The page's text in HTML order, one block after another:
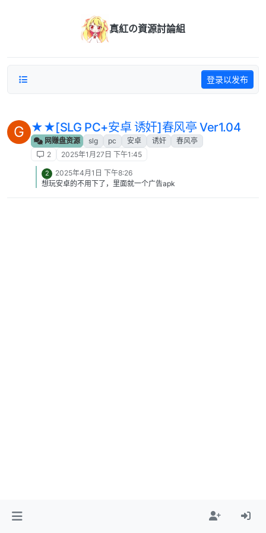
真紅の資源討論組
登录以发布
G ★★[SLG PC+安卓 诱奸]春风亭 Ver1.04
网赚盘资源 slg pc 安卓 诱奸
春风亭
2
2025年1月27日 下午1:45
2
2025年4月1日 下午8:26
想玩安卓的不用下了，里面就一个广告apk